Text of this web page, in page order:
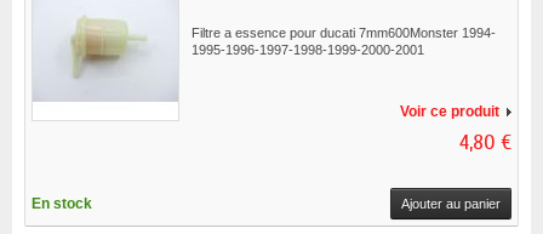
Filtre a essence pour ducati 7mm600Monster 1994-
1995-1996-1997-1998-1999-2000-2001
Voir ce produit
4,80 €
En stock Ajouter au panier